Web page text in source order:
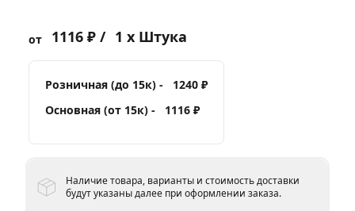
от 1116 ₽ / 1 x Штука
Розничная (до 15к) -
1240 ₽
Основная (от 15к) -
1116 ₽
Наличие товара, варианты и стоимость доставки
будут указаны далее при оформлении заказа.